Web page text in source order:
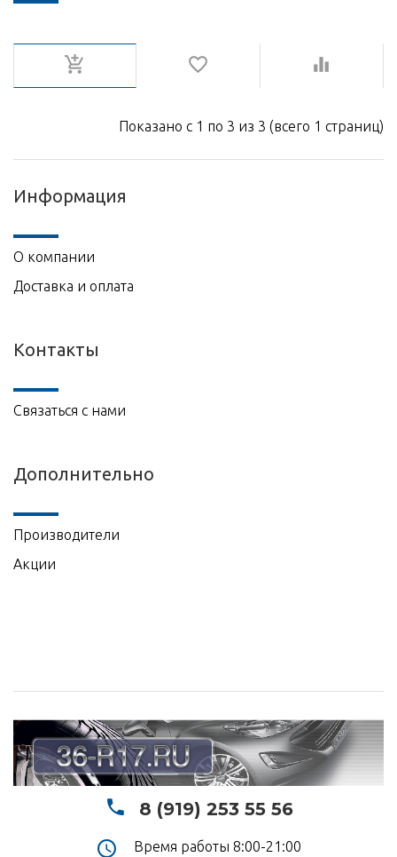
Показано с 1 по 3 из 3 (всего 1 страниц)
Информация
О компании
Доставка и оплата
Контакты
Связаться с нами
Дополнительно
Производители
Акции
8 (919) 253 55 56
Время работы 8:00-21:00